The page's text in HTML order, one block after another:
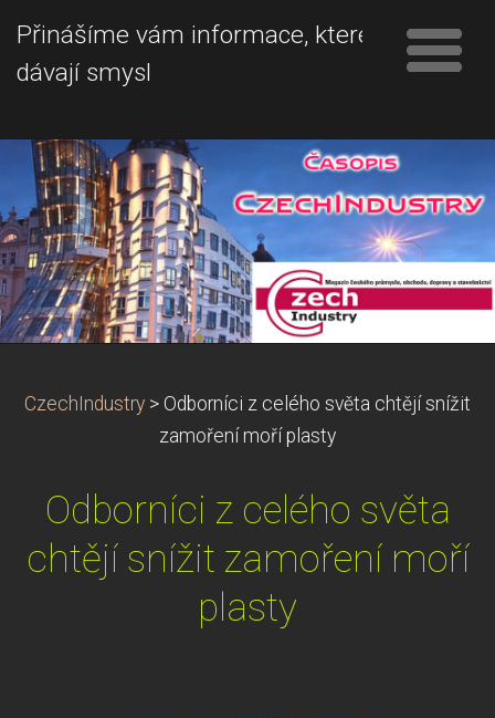
Přinášíme vám informace, které
dávají smysl
CzechIndustry > Odborníci z celého světa chtějí snížit
zamoření moří plasty
Odborníci z celého světa
chtějí snížit zamoření moří
plasty